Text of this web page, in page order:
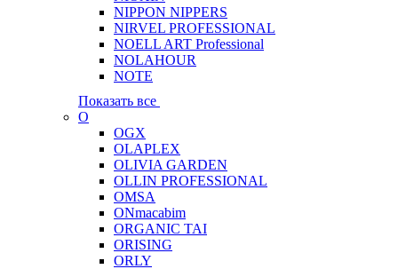
NIPPON NIPPERS
NIRVEL PROFESSIONAL
NOELL ART Professional
NOLAHOUR
NOTE
Показать все
O
OGX
OLAPLEX
OLIVIA GARDEN
OLLIN PROFESSIONAL
OMSA
ONmacabim
ORGANIC TAI
ORISING
ORLY